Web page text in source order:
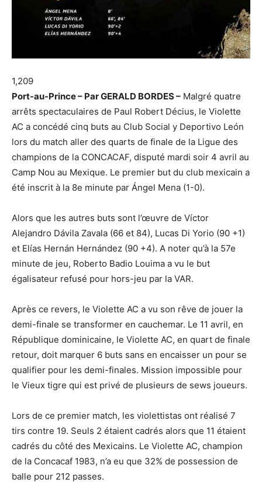
1,209
Port-au-Prince – Par GERALD BORDES – Malgré quatre
arrêts spectaculaires de Paul Robert Décius, le Violette
AC a concédé cinq buts au Club Social y Deportivo León
lors du match aller des quarts de finale de la Ligue des
champions de la CONCACAF, disputé mardi soir 4 avril au
Camp Nou au Mexique. Le premier but du club mexicain a
été inscrit à la 8e minute par Ángel Mena (1-0).
Alors que les autres buts sont l’œuvre de Víctor
Alejandro Dávila Zavala (66 et 84), Lucas Di Yorio (90 +1)
et Elías Hernán Hernández (90 +4). A noter qu’à la 57e
minute de jeu, Roberto Badio Louima a vu le but
égalisateur refusé pour hors-jeu par la VAR.
Après ce revers, le Violette AC a vu son rêve de jouer la
demi-finale se transformer en cauchemar. Le 11 avril, en
République dominicaine, le Violette AC, en quart de finale
retour, doit marquer 6 buts sans en encaisser un pour se
qualifier pour les demi-finales. Mission impossible pour
le Vieux tigre qui est privé de plusieurs de sews joueurs.
Lors de ce premier match, les violettistas ont réalisé 7
tirs contre 19. Seuls 2 étaient cadrés alors que 11 étaient
cadrés du côté des Mexicains. Le Violette AC, champion
de la Concacaf 1983, n’a eu que 32% de possession de
balle pour 212 passes.